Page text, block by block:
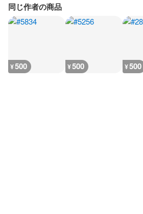
同じ作者の商品
¥500 ¥500 ¥500